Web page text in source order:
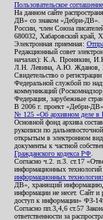
Пользовательское соглашение
На данном сайте
ДВ» со знаком «Дебри-ДВ».
России, член Союза
680032, Хабаровский край,
Электронная приемная:
Редакционный совет
началах): К.А. Пронякин,
Л.Н. Левина, А.Ю. Жданов,
Свидетельство о
Федеральной службой по
коммуникаций
Федерация, зарубежные
В 2006 г. проект «Дебри-ДВ»
№ 125 «Об архивном деле в
Основной фонд архива
рукописи по
открытым в электронном
документы к частной
Гражданского кодекса РФ
Согласно ч.2. п.3. ст.17
информационных
информационных
ДВ», хранящий информацию,
информации не несет. Сайт и
доступ к информации» ФЗ-
Согласно пп.3,4,6 ст.57
ответственности за